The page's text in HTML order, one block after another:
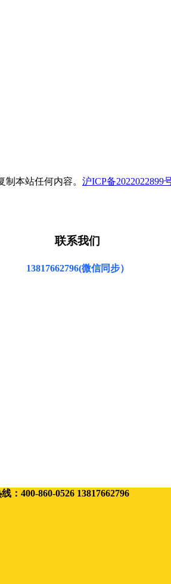
本站任何内容。 沪ICP备2022022899
联系我们
13817662796(微信同步）
400-860-0526 13817662796